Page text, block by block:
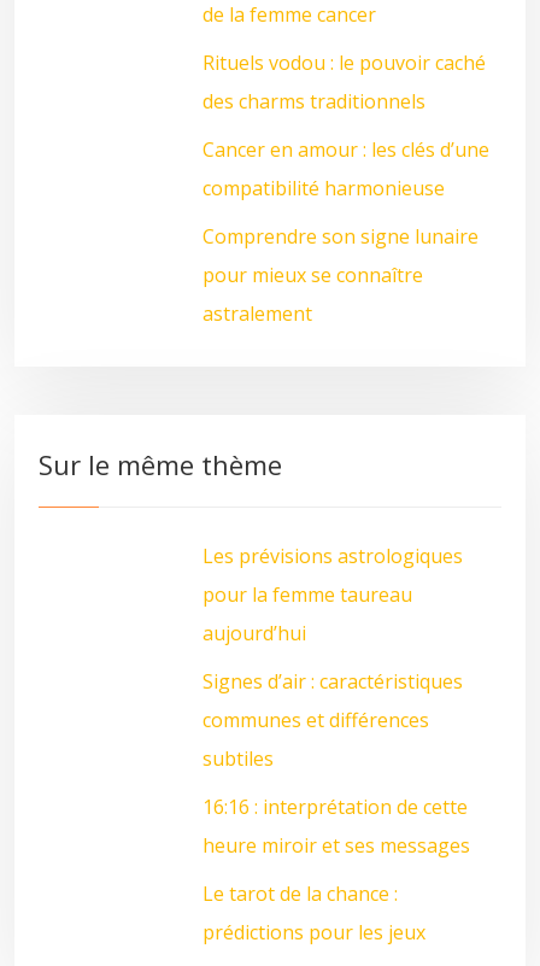
de la femme cancer
Rituels vodou : le pouvoir caché
des charms traditionnels
Cancer en amour : les clés d’une
compatibilité harmonieuse
Comprendre son signe lunaire
pour mieux se connaître
astralement
Sur le même thème
Les prévisions astrologiques
pour la femme taureau
aujourd’hui
Signes d’air : caractéristiques
communes et différences
subtiles
16:16 : interprétation de cette
heure miroir et ses messages
Le tarot de la chance :
prédictions pour les jeux